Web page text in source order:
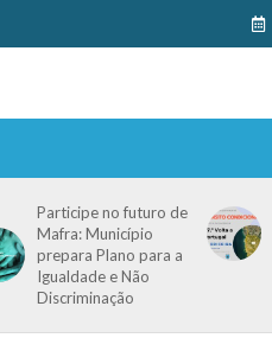
Participe no futuro de
Mafra: Município
prepara Plano para a
Igualdade e Não
Discriminação